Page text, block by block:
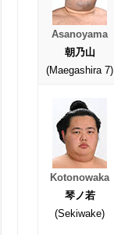
Asanoyama
朝乃山
(Maegashira 7)
Kotonowaka
琴ノ若
(Sekiwake)